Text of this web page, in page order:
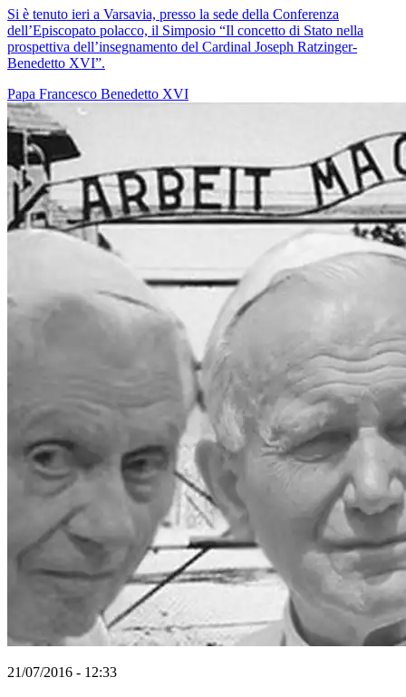
Si è tenuto ieri a Varsavia, presso la sede della Conferenza
dell’Episcopato polacco, il Simposio “Il concetto di Stato nella
prospettiva dell’insegnamento del Cardinal Joseph Ratzinger-
Benedetto XVI”.
Papa Francesco Benedetto XVI
21/07/2016 - 12:33